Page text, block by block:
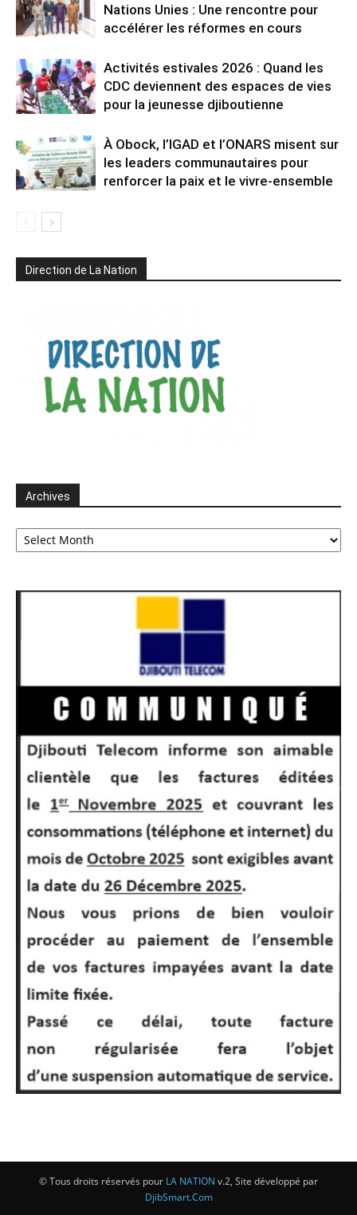
Nations Unies : Une rencontre pour
accélérer les réformes en cours
Activités estivales 2026 : Quand les
CDC deviennent des espaces de vies
pour la jeunesse djiboutienne
À Obock, l’IGAD et l’ONARS misent sur
les leaders communautaires pour
renforcer la paix et le vivre-ensemble
Direction de La Nation
Archives
Archives
© Tous droits réservés pour LA NATION v.2, Site développé par
DjibSmart.Com